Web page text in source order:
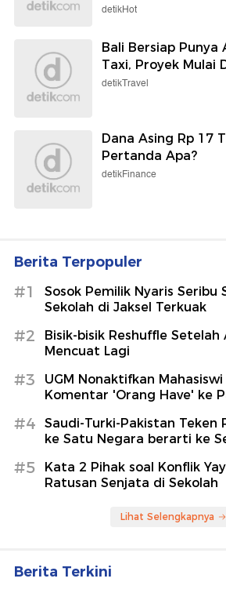
detikHot
Bali Bersiap Punya
Taxi, Proyek Mulai
detikTravel
Dana Asing Rp 17
Pertanda Apa?
detikFinance
Berita Terpopuler
#1
Sosok Pemilik Nyaris Seribu
Sekolah di Jaksel Terkuak
#2
Bisik-bisik Reshuffle Setelah
Mencuat Lagi
#3
UGM Nonaktifkan
Komentar 'Orang Have' ke
#4
Saudi-Turki-Pakistan Teken
ke Satu Negara berarti ke
#5
Kata 2 Pihak soal Konflik
Ratusan Senjata di Sekolah
Lihat Selengkapnya
Berita Terkini